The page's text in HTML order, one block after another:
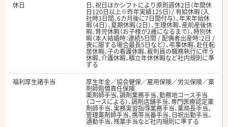
休日
日、祝日ほかシフトにより原則週休2日（年間休
日120日以上※昨年実績125日）/ 有給休暇（入
社時3日間、6カ月後に7日間付与）、年末年始休
暇（4日）、夏期休暇（2日）、生理休暇、産前産後休
暇、育児休暇（お子様が2歳になるまで）、特別休
暇（本人結婚時：連続5日間 / 配偶者出産時：2日 /
喪に服する場合最長5日など）、弔事休暇、赴任転
居休暇、子の看護休暇、裁判員の職務執行に伴う
休暇、介護休暇、積立年休休暇など社内規則に準
ずる
福利厚生諸手当
厚生年金／協会健保／雇用保険／労災保険／薬
剤師賠償責任保険
薬剤師手当、調剤業務手当、勤務地コース手当
（コースによる）、調剤店舗手当、専門医療認定薬
剤師手当、実務実習指導業務手当、薬局長手当、
管理薬剤師手当、携帯当番手当、日祝出勤手当、
通勤手当、残業手当など社内規則に準ずる